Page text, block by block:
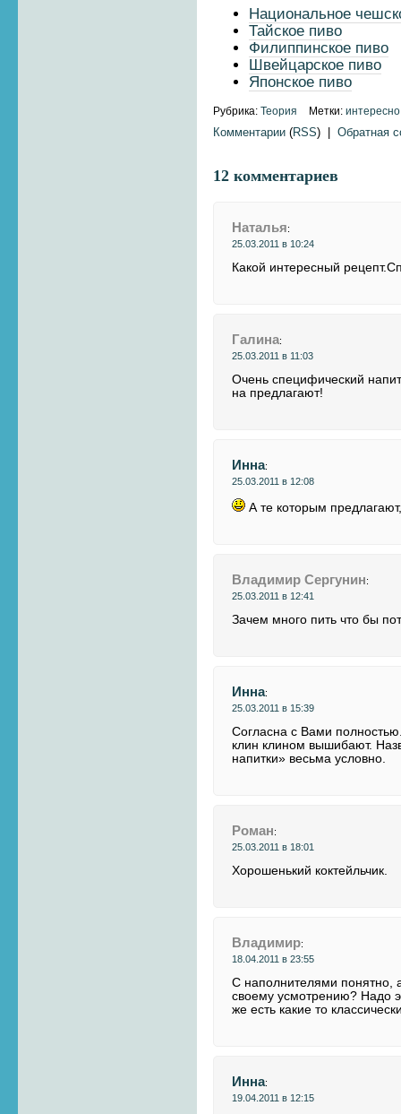
Национальное
Тайское пиво
Филиппинское пиво
Швейцарское пиво
Японское пиво
Рубрика:Теория Метки:интересно
Комментарии (RSS) |Обратная
12 комментариев
Наталья:
25.03.2011 в 10:24
Какой интересный
Галина:
25.03.2011 в 11:03
Очень специфический
на предлагают!
Инна:
25.03.2011 в 12:08
А те которым
Владимир Сергунин:
25.03.2011 в 12:41
Зачем много пить что бы
Инна:
25.03.2011 в 15:39
Согласна с Вами
клин клином вышибают.
напитки» весьма условно.
Роман:
25.03.2011 в 18:01
Хорошенький коктейльчик.
Владимир:
18.04.2011 в 23:55
С наполнителями понятно,
своему усмотрению? Надо
же есть какие то
Инна:
19.04.2011 в 12:15